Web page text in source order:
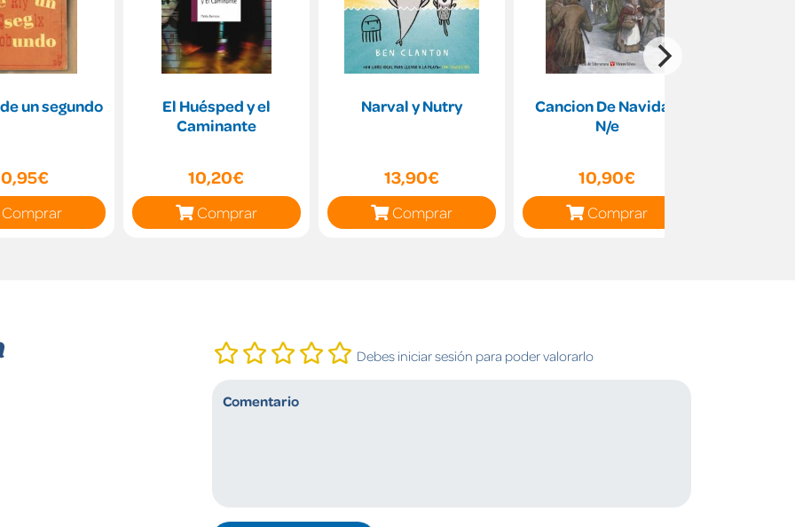
un segundo
Comprar
El Huésped y el
Caminante
10,20€
Comprar
Narval y Nutry
13,90€
Comprar
Cancion De Navidad
N/e
10,90€
Comprar
Debes iniciar sesión para poder valorarlo